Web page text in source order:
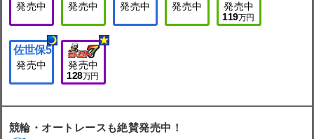
発売中 発売中 発売中 発売中
発売中
119万円
佐世保5
発売中
発売中
128万円
競輪・オートレースも絶賛発売中！